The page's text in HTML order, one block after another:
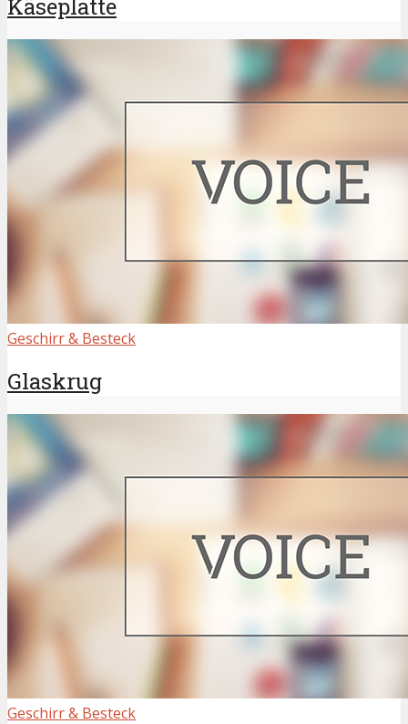
Käseplatte
Geschirr & Besteck
Glaskrug
Geschirr & Besteck